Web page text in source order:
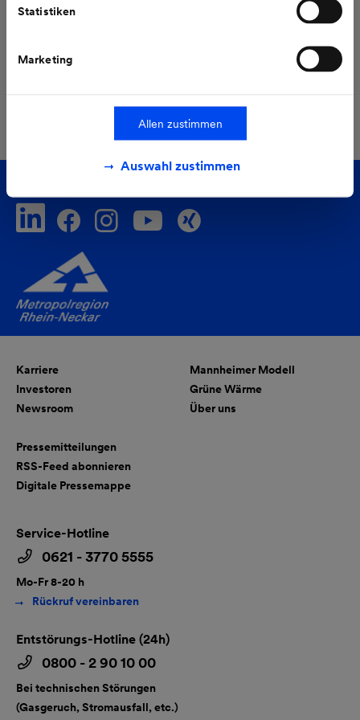
Statistiken
Marketing
Allen zustimmen
Auswahl zustimmen
Wärmewende
Karriere
Investoren
Newsroom
Mannheimer Modell
Grüne Wärme
Über uns
Pressemitteilungen
RSS-Feed abonnieren
Digitale Pressemappe
Service-Hotline
0621 - 3770 5555
Mo-Fr 8-20 h
Rückruf vereinbaren
Entstörungs-Hotline (24h)
0800 - 2 90 10 00
Bei technischen Störungen
(Gasgeruch, Stromausfall, etc.)